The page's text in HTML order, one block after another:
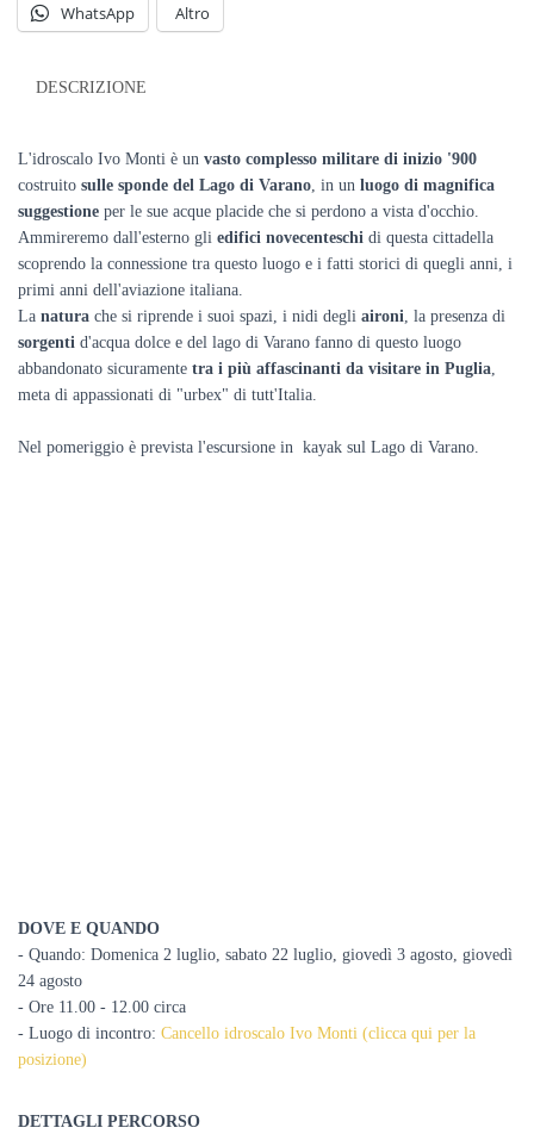
date
quantità
WhatsApp Altro
DESCRIZIONE
L'idroscalo Ivo Monti è un vasto complesso militare di inizio '900
costruito sulle sponde del Lago di Varano, in un luogo di magnifica
suggestione per le sue acque placide che si perdono a vista d'occhio.
Ammireremo dall'esterno gli edifici novecenteschi di questa cittadella
scoprendo la connessione tra questo luogo e i fatti storici di quegli anni, i
primi anni dell'aviazione italiana.
La natura che si riprende i suoi spazi, i nidi degli aironi, la presenza di
sorgenti d'acqua dolce e del lago di Varano fanno di questo luogo
abbandonato sicuramente tra i più affascinanti da visitare in Puglia,
meta di appassionati di "urbex" di tutt'Italia.
Nel pomeriggio è prevista l'escursione in kayak sul Lago di Varano.
DOVE E QUANDO
- Quando: Domenica 2 luglio, sabato 22 luglio, giovedì 3 agosto, giovedì
24 agosto
- Ore 11.00 - 12.00 circa
- Luogo di incontro: Cancello idroscalo Ivo Monti (clicca qui per la
posizione)
DETTAGLI PERCORSO